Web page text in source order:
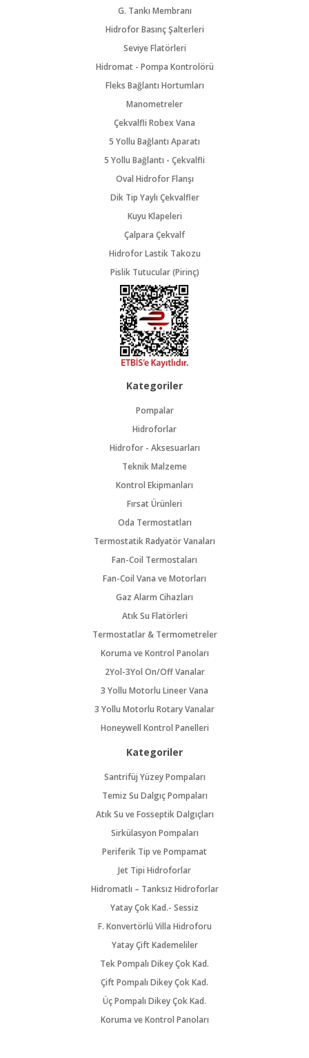
G. Tankı Membranı
Hidrofor Basınç Şalterleri
Seviye Flatörleri
Hidromat - Pompa Kontrolörü
Fleks Bağlantı Hortumları
Manometreler
Çekvalfli Robex Vana
5 Yollu Bağlantı Aparatı
5 Yollu Bağlantı - Çekvalfli
Oval Hidrofor Flanşı
Dik Tip Yaylı Çekvalfler
Kuyu Klapeleri
Çalpara Çekvalf
Hidrofor Lastik Takozu
Pislik Tutucular (Pirinç)
Kategoriler
Pompalar
Hidroforlar
Hidrofor - Aksesuarları
Teknik Malzeme
Kontrol Ekipmanları
Fırsat Ürünleri
Oda Termostatları
Termostatik Radyatör Vanaları
Fan-Coil Termostaları
Fan-Coil Vana ve Motorları
Gaz Alarm Cihazları
Atık Su Flatörleri
Termostatlar & Termometreler
Koruma ve Kontrol Panoları
2Yol-3Yol On/Off Vanalar
3 Yollu Motorlu Lineer Vana
3 Yollu Motorlu Rotary Vanalar
Honeywell Kontrol Panelleri
Kategoriler
Santrifüj Yüzey Pompaları
Temiz Su Dalgıç Pompaları
Atık Su ve Fosseptik Dalgıçları
Sirkülasyon Pompaları
Periferik Tip ve Pompamat
Jet Tipi Hidroforlar
Hidromatlı – Tanksız Hidroforlar
Yatay Çok Kad.- Sessiz
F. Konvertörlü Villa Hidroforu
Yatay Çift Kademeliler
Tek Pompalı Dikey Çok Kad.
Çift Pompalı Dikey Çok Kad.
Üç Pompalı Dikey Çok Kad.
Koruma ve Kontrol Panoları